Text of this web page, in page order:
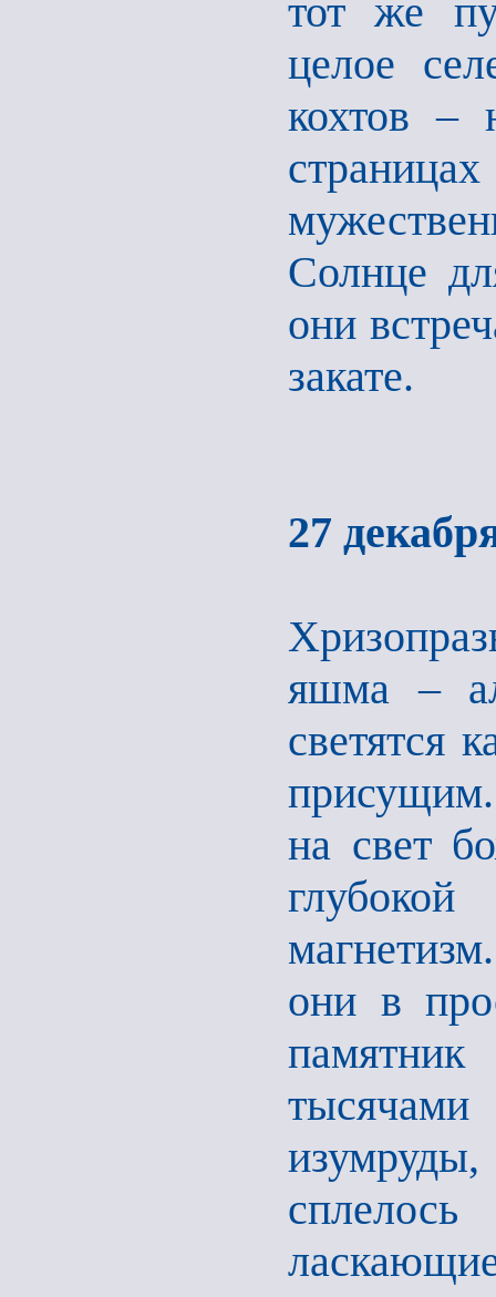
тот же
целое
кохтов –
Солнце
они
закате.
27
яшма –
светятся
на свет
они в